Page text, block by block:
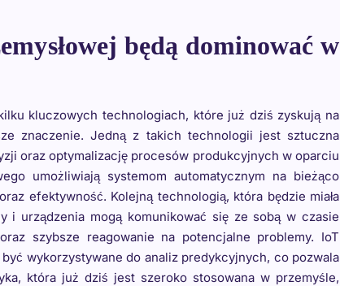
będą dominować w
kluczowych technologiach, które już dziś zyskują na
znaczenie. Jedną z takich technologii jest sztuczna
oraz optymalizację procesów produkcyjnych w oparciu
umożliwiają systemom automatycznym na bieżąco
efektywność. Kolejną technologią, która będzie miała
i urządzenia mogą komunikować się ze sobą w czasie
szybsze reagowanie na potencjalne problemy. IoT
wykorzystywane do analiz predykcyjnych, co pozwala
która już dziś jest szeroko stosowana w przemyśle,